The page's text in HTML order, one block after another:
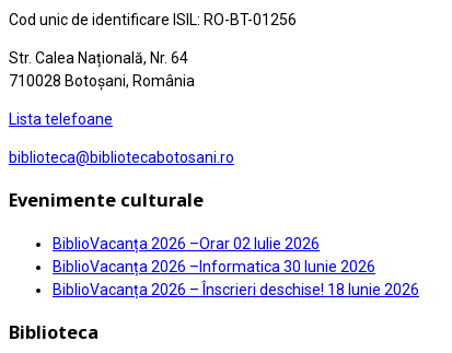
Cod unic de identificare ISIL: RO-BT-01256
Str. Calea Națională, Nr. 64
710028 Botoșani, România
Lista telefoane
biblioteca@bibliotecabotosani.ro
Evenimente culturale
BiblioVacanța 2026 –Orar02 Iulie 2026
BiblioVacanța 2026 –Informatica 30 Iunie 2026
BiblioVacanța 2026 – Înscrieri deschise! 18 Iunie 2026
Biblioteca